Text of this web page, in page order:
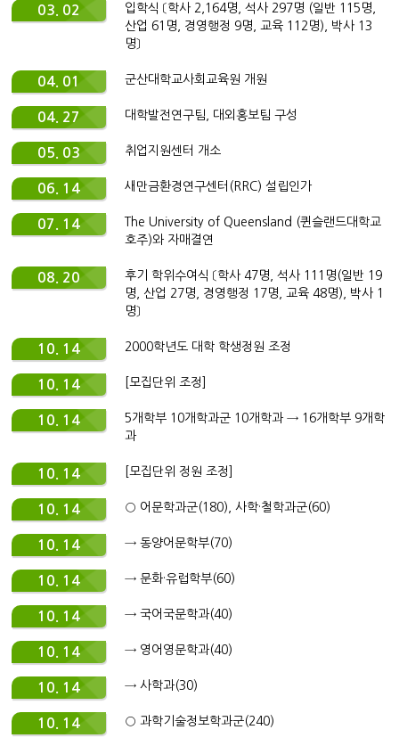
03. 02
입학식 〔학사 2,164명, 석사 297명 (일반 115명,
산업 61명, 경영행정 9명, 교육 112명), 박사 13
명〕
04. 01 군산대학교사회교육원 개원
04. 27 대학발전연구팀, 대외홍보팀 구성
05. 03 취업지원센터 개소
06. 14 새만금환경연구센터(RRC) 설립인가
07. 14
The University of Queensland (퀸슬랜드대학교
호주)와 자매결연
08. 20
후기 학위수여식 〔학사 47명, 석사 111명(일반 19
명, 산업 27명, 경영행정 17명, 교육 48명), 박사 1
명〕
10. 14 2000학년도 대학 학생정원 조정
10. 14 [모집단위 조정]
10. 14
5개학부 10개학과군 10개학과 → 16개학부 9개학
과
10. 14 [모집단위 정원 조정]
10. 14 ○ 어문학과군(180), 사학·철학과군(60)
10. 14 → 동양어문학부(70)
10. 14 → 문화·유럽학부(60)
10. 14 → 국어국문학과(40)
10. 14 → 영어영문학과(40)
10. 14 → 사학과(30)
10. 14 ○ 과학기술정보학과군(240)